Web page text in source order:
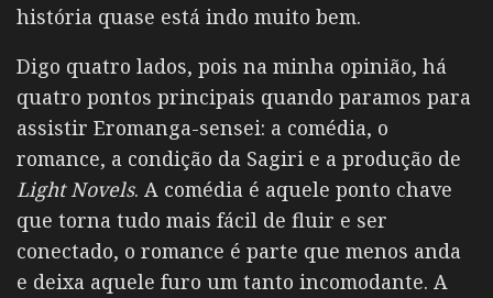
história quase está indo muito bem.
Digo quatro lados, pois na minha opinião, há
quatro pontos principais quando paramos para
assistir Eromanga-sensei: a comédia, o
romance, a condição da Sagiri e a produção de
Light Novels. A comédia é aquele ponto chave
que torna tudo mais fácil de fluir e ser
conectado, o romance é parte que menos anda
e deixa aquele furo um tanto incomodante. A